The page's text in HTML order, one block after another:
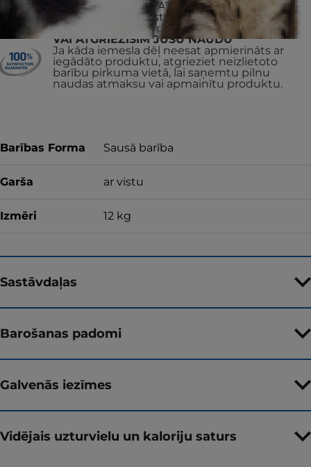
15 MILJONIEM PATVĒRUMU
MĀJNIEKU atrast savas mājas un to
skaits joprojām pieaug
VAI ATGRIEZĪSIM JŪSU NAUDU
Ja kāda iemesla dēļ neesat apmierināts ar
iegādāto produktu, atgrieziet neizlietoto
barību pirkuma vietā, lai saņemtu pilnu
naudas atmaksu vai apmainītu produktu.
Barības Forma Sausā barība
Garša ar vistu
Izmēri 12 kg
Sastāvdaļas
Barošanas padomi
Galvenās iezīmes
Vidējais uzturvielu un kaloriju saturs